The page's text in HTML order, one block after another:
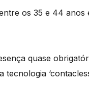
os 35 e 44 anos
quase